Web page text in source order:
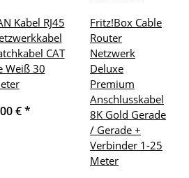
Kabel RJ45
CAT
Weiß 30
€*
Fritz!Box Cable
Router
Netzwerk
Deluxe
Premium
Anschlusskabel
8K Gold Gerade
/ Gerade +
Verbinder 1-25
Meter